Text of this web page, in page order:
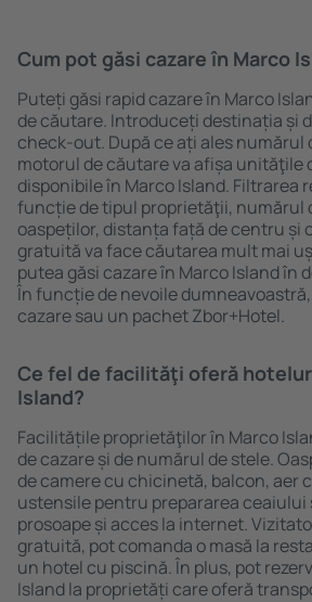
Cum pot găsi cazare în Marco
Puteți găsi rapid cazare în Marco
de căutare. Introduceți destinația și
check-out. După ce ați ales numărul
motorul de căutare va afișa unităţile
disponibile în Marco Island. Filtrarea
funcție de tipul proprietăţii, numărul
oaspeților, distanța față de centru și
gratuită va face căutarea mult mai
putea găsi cazare în Marco Island în
În funcție de nevoile
cazare sau un pachet Zbor+Hotel.
Ce fel de facilităţi oferă
Island?
Facilitățile proprietăţilor în Marco
de cazare și de numărul de stele.
de camere cu chicinetă, balcon, aer
ustensile pentru prepararea ceaiului
prosoape și acces la internet.
gratuită, pot comanda o masă la
un hotel cu piscină. În plus, pot
Island la proprietăți care oferă